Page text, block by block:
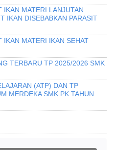
IKAN MATERI LANJUTAN
IKAN DISEBABKAN PARASIT
IKAN MATERI IKAN SEHAT
TERBARU TP 2025/2026 SMK
(ATP) DAN TP
MERDEKA SMK PK TAHUN